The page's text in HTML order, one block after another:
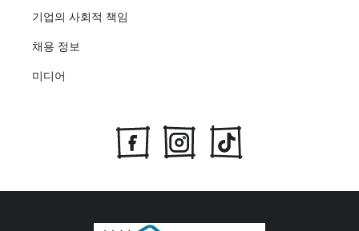
기업의 사회적 책임
채용 정보
미디어